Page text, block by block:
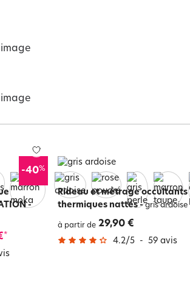
-40%
-
*
Rideau et métrage occultants
thermiques nattés-gris ardoise
à partir de 29,90 €
4.2/5 - 59 avis